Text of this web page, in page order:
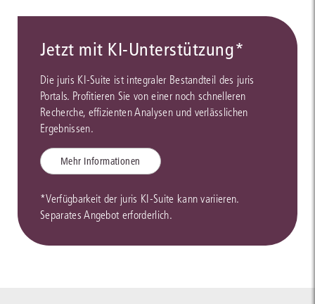
Jetzt mit KI-Unterstützung*
Die juris KI-Suite ist integraler Bestandteil des juris
Portals. Profitieren Sie von einer noch schnelleren
Recherche, effizienten Analysen und verlässlichen
Ergebnissen.
Mehr Informationen
*Verfügbarkeit der juris KI-Suite kann variieren.
Separates Angebot erforderlich.